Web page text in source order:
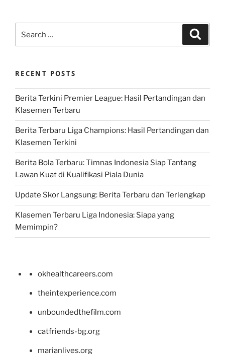
for:
RECENT POSTS
Berita Terkini Premier League: Hasil Pertandingan dan
Klasemen Terbaru
Berita Terbaru Liga Champions: Hasil Pertandingan dan
Klasemen Terkini
Berita Bola Terbaru: Timnas Indonesia Siap Tantang
Lawan Kuat di Kualifikasi Piala Dunia
Update Skor Langsung: Berita Terbaru dan Terlengkap
Klasemen Terbaru Liga Indonesia: Siapa yang
Memimpin?
okhealthcareers.com
theintexperience.com
unboundedthefilm.com
catfriends-bg.org
marianlives.org